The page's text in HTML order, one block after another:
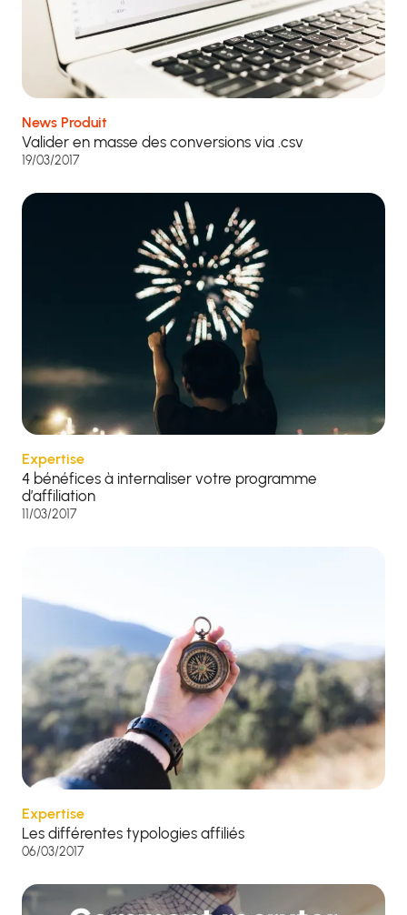
News Produit
Valider en masse des conversions via .csv
19/03/2017
Expertise
4 bénéfices à internaliser votre programme
d’affiliation
11/03/2017
Expertise
Les différentes typologies affiliés
06/03/2017